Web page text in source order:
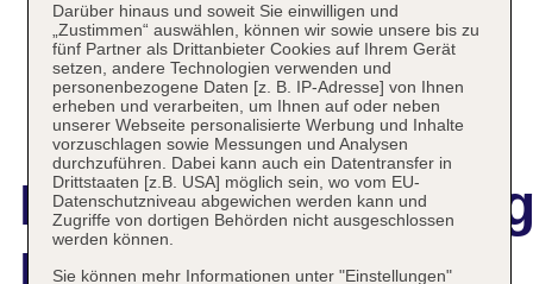
Darüber hinaus und soweit Sie einwilligen und
„Zustimmen“ auswählen, können wir sowie unsere bis zu
fünf Partner als Drittanbieter Cookies auf Ihrem Gerät
setzen, andere Technologien verwenden und
personenbezogene Daten [z. B. IP-Adresse] von Ihnen
erheben und verarbeiten, um Ihnen auf oder neben
unserer Webseite personalisierte Werbung und Inhalte
vorzuschlagen sowie Messungen und Analysen
durchzuführen. Dabei kann auch ein Datentransfer in
Drittstaaten [z.B. USA] möglich sein, wo vom EU-
Datenschutzniveau abgewichen werden kann und
Zugriffe von dortigen Behörden nicht ausgeschlossen
werden können.
Sie können mehr Informationen unter "Einstellungen"